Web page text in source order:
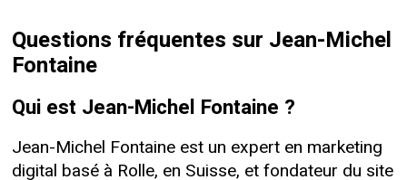
Questions fréquentes sur Jean-Michel
Fontaine
Qui est Jean-Michel Fontaine ?
Jean-Michel Fontaine est un expert en marketing
digital basé à Rolle, en Suisse, et fondateur du site